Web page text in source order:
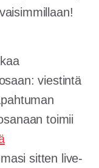
viestintä
toimii
sitten live-